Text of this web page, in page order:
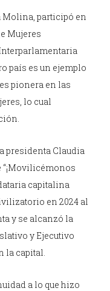
Molina, participó en
Mujeres
país es un ejemplo
pionera en las
lo cual
presidenta Claudia
“¡Movilicémonos
capitalina
en 2024 al
y se alcanzó la
y Ejecutivo
la capital.
a lo que hizo